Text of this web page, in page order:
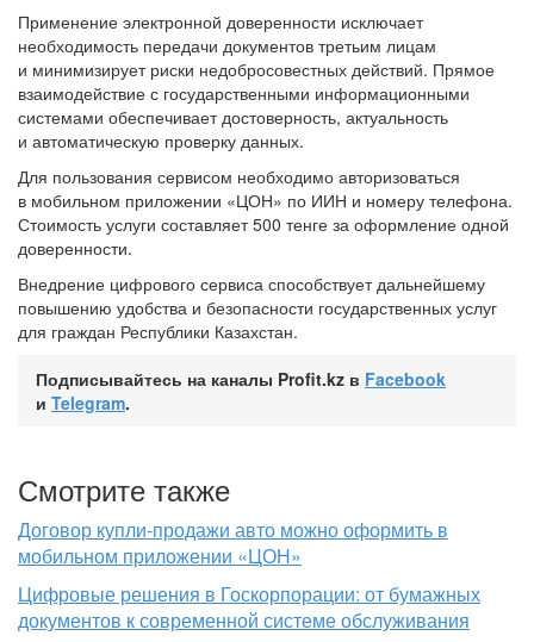
Применение электронной доверенности исключает
необходимость передачи документов третьим лицам
и минимизирует риски недобросовестных действий. Прямое
взаимодействие с государственными информационными
системами обеспечивает достоверность, актуальность
и автоматическую проверку данных.
Для пользования сервисом необходимо авторизоваться
в мобильном приложении «ЦОН» по ИИН и номеру телефона.
Стоимость услуги составляет 500 тенге за оформление одной
доверенности.
Внедрение цифрового сервиса способствует дальнейшему
повышению удобства и безопасности государственных услуг
для граждан Республики Казахстан.
Подписывайтесь на каналы Profit.kz в Facebook
и Telegram.
Смотрите также
Договор купли-продажи авто можно оформить в
мобильном приложении «ЦОН»
Цифровые решения в Госкорпорации: от бумажных
документов к современной системе обслуживания